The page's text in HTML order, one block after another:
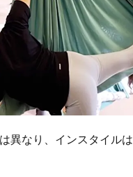
異なり、インスタイルは